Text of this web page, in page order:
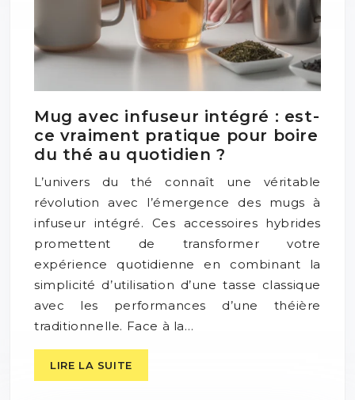
Mug avec infuseur intégré : est-
ce vraiment pratique pour boire
du thé au quotidien ?
L’univers du thé connaît une véritable
révolution avec l’émergence des mugs à
infuseur intégré. Ces accessoires hybrides
promettent de transformer votre
expérience quotidienne en combinant la
simplicité d’utilisation d’une tasse classique
avec les performances d’une théière
traditionnelle. Face à la…
LIRE LA SUITE